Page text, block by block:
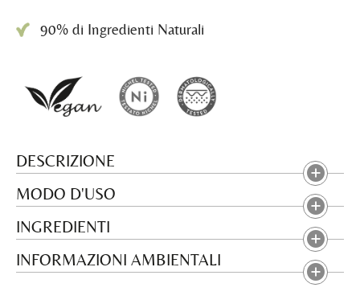
90% di Ingredienti Naturali
DESCRIZIONE
MODO D'USO
INGREDIENTI
INFORMAZIONI AMBIENTALI